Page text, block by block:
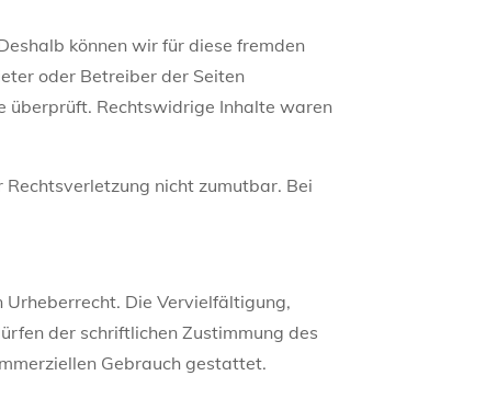
können wir für diese fremden
oder Betreiber der Seiten
überprüft. Rechtswidrige Inhalte waren
nicht zumutbar. Bei
Die Vervielfältigung,
der schriftlichen Zustimmung des
Gebrauch gestattet.